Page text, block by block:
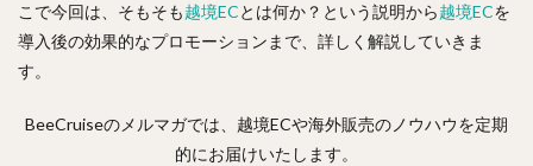
こで今回は、そもそも越境ECとは何か？という説明から越境ECを
導入後の効果的なプロモーションまで、詳しく解説していきま
す。
BeeCruiseのメルマガでは、越境ECや海外販売のノウハウを定期
的にお届けいたします。